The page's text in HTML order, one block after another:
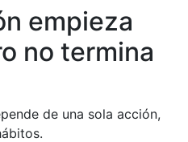
empieza
no termina
de una sola acción,